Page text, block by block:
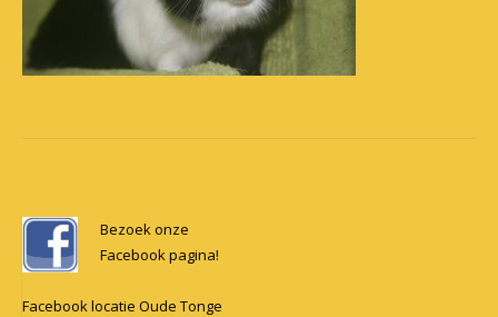
navigation
Bezoek onze
Facebook pagina!
Facebook locatie Oude Tonge